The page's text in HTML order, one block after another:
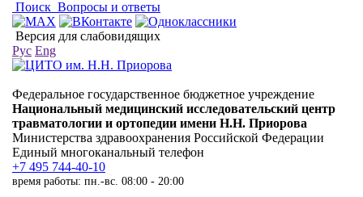
Поиск Вопросы и ответы
Версия для слабовидящих
Рус Eng
Федеральное государственное бюджетное учреждение
Национальный медицинский исследовательский центр
травматологии и ортопедии имени Н.Н. Приорова
Министерства здравоохранения Российской Федерации
Единый многоканальный телефон
+7 495 744-40-10
время работы: пн.-вс. 08:00 - 20:00